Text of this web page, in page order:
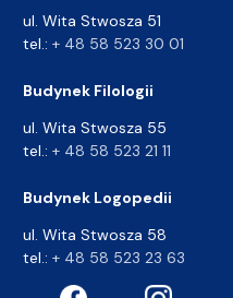
ul. Wita Stwosza 51
tel.: + 48 58 523 30 01
Budynek Filologii
ul. Wita Stwosza 55
tel.: + 48 58 523 21 11
Budynek Logopedii
ul. Wita Stwosza 58
tel.: + 48 58 523 23 63